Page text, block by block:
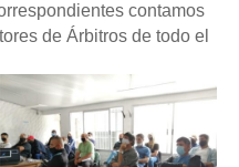
contamos
de Árbitros de todo el